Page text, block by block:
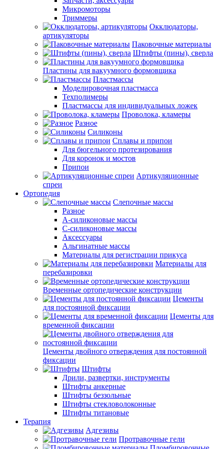
Микромоторы
Триммеры
Окклюдаторы,
артикуляторы
Паковочные материалы
Штифты (пины), сверла
Пластины для вакуумного формовщика
Пластмассы
Моделировочная пластмасса
Техполимеры
Пластмассы для индивидуальных ложек
Проволока, кламеры
Разное
Силиконы
Сплавы и припои
Для бюгельного протезирования
Для коронок и мостов
Припои
Артикуляционные
спреи
Ортопедия
Слепочные массы
Разное
А-силиконовые массы
С-силиконовые массы
Аксессуары
Альгинатные массы
Материалы для регистрации прикуса
Материалы для
перебазировки
Временные ортопедические конструкции
Цементы
для постоянной фиксации
Цементы для
временной фиксации
Цементы двойного отверждения для постоянной
фиксации
Штифты
Дрили, развертки, инструменты
Штифты анкерные
Штифты беззольные
Штифты стекловолоконные
Штифты титановые
Терапия
Адгезивы
Протравочные гели